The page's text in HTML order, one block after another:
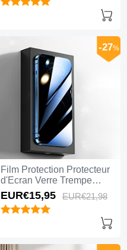
Film Protection Protecteur
d'Ecran Verre Trempe
Privacy M01 pour Apple
iPhone 15 Pro Max Clair
-27%
EUR€15,95 EUR€21,98